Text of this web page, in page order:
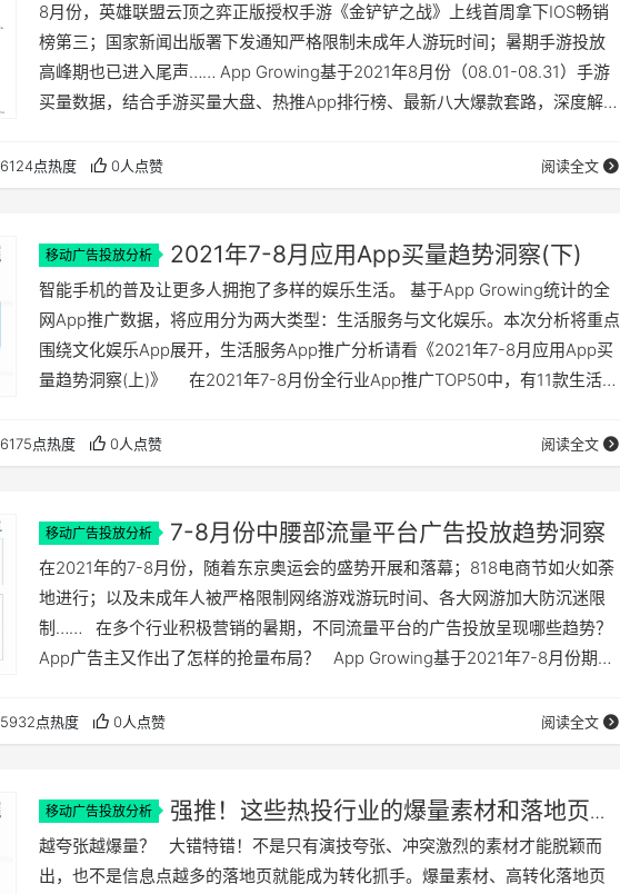
8月份，英雄联盟云顶之弈正版授权手游《金铲铲之战》上线首周拿下IOS畅销
榜第三；国家新闻出版署下发通知严格限制未成年人游玩时间；暑期手游投放
高峰期也已进入尾声…… App Growing基于2021年8月份（08.01-08.31）手游
买量数据，结合手游买量大盘、热推App排行榜、最新八大爆款套路，深度解读
Growing共监测到5700+手游在投，相比7月的6100+款手游高峰期有所下降。
在巨量引擎、腾讯广告、快手…
6124点热度 0人点赞 阅读全文
移动广告投放分析 2021年7-8月应用App买量趋势洞察(下)
智能手机的普及让更多人拥抱了多样的娱乐生活。 基于App Growing统计的全
网App推广数据，将应用分为两大类型：生活服务与文化娱乐。本次分析将重点
围绕文化娱乐App展开，生活服务App推广分析请看《2021年7-8月应用App买
量趋势洞察(上)》 在2021年7-8月份全行业App推广TOP50中，有11款生活服
广告创意上有哪些巧思？增长突出的App有哪些推广策略可参考呢？ 01 …
6175点热度 0人点赞 阅读全文
移动广告投放分析 7-8月份中腰部流量平台广告投放趋势洞察
在2021年的7-8月份，随着东京奥运会的盛势开展和落幕；818电商节如火如荼
地进行；以及未成年人被严格限制网络游戏游玩时间、各大网游加大防沉迷限
制…… 在多个行业积极营销的暑期，不同流量平台的广告投放呈现哪些趋势？
App广告主又作出了怎样的抢量布局？ App Growing基于2021年7-8月份期间
排行榜、广告投放文案等方面，解读7-8月份中腰部流量平台的投放趋势。 据
App Growing…
5932点热度 0人点赞 阅读全文
移动广告投放分析
强推！这些热投行业的爆量素材和落地页绝
了
越夸张越爆量？ 大错特错！不是只有演技夸张、冲突激烈的素材才能脱颖而
出，也不是信息点越多的落地页就能成为转化抓手。爆量素材、高转化落地页